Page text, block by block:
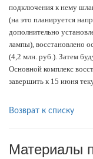
подключения к нему
(на это планируется
дополнительно
лампы), восстановлено
(4,2 млн. руб.). Затем
Основной комплекс
завершить к 15 июня
Возврат к списку
Материалы